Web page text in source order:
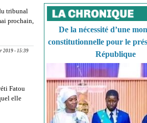
tribunal
prochain,
2019 - 15:39
Fatou
elle
De la nécessité d’une
constitutionnelle pour le
République